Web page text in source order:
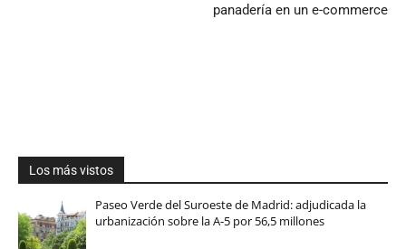
panadería en un e-commerce
Los más vistos
Paseo Verde del Suroeste de Madrid: adjudicada la
urbanización sobre la A-5 por 56,5 millones